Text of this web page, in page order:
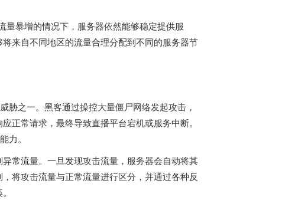
暴增的情况下，服务器依然能够稳定提供服
来自不同地区的流量合理分配到不同的服务器节
胁之一。黑客通过操控大量僵尸网络发起攻击，
正常请求，最终导致直播平台宕机或服务中断。
力。
常流量。一旦发现攻击流量，服务器会自动将其
将攻击流量与正常流量进行区分，并通过各种反